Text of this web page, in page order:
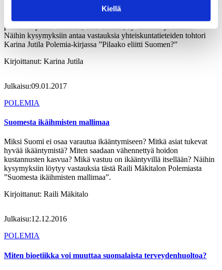
Kiellä
politiikan pitäisi uudistua, entä median, ay-liikkeen ja kirkon?
Näihin kysymyksiin antaa vastauksia yhteiskuntatieteiden tohtori
Karina Jutila Polemia-kirjassa ”Pilaako eliitti Suomen?”
Kirjoittanut: Karina Jutila
Julkaisu:09.01.2017
POLEMIA
Suomesta ikäihmisten mallimaa
Miksi Suomi ei osaa varautua ikääntymiseen? Mitkä asiat tukevat
hyvää ikääntymistä? Miten saadaan vähennettyä hoidon
kustannusten kasvua? Mikä vastuu on ikääntyvillä itsellään? Näihin
kysymyksiin löytyy vastauksia tästä Raili Mäkitalon Polemiasta
”Suomesta ikäihmisten mallimaa”.
Kirjoittanut: Raili Mäkitalo
Julkaisu:12.12.2016
POLEMIA
Miten bioetiikka voi muuttaa suomalaista terveydenhuoltoa?